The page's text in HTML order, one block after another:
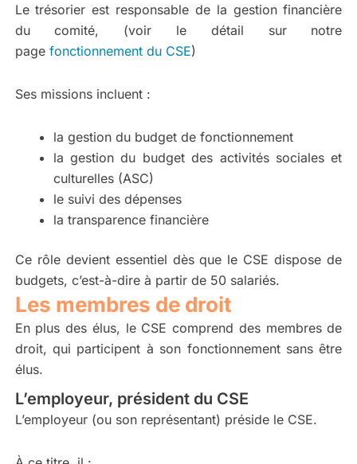
Le trésorier est responsable de la gestion financière
du comité, (voir le détail sur notre
page fonctionnement du CSE)
Ses missions incluent :
la gestion du budget de fonctionnement
la gestion du budget des activités sociales et
culturelles (ASC)
le suivi des dépenses
la transparence financière
Ce rôle devient essentiel dès que le CSE dispose de
budgets, c’est-à-dire à partir de 50 salariés.
Les membres de droit
En plus des élus, le CSE comprend des membres de
droit, qui participent à son fonctionnement sans être
élus.
L’employeur, président du CSE
L’employeur (ou son représentant) préside le CSE.